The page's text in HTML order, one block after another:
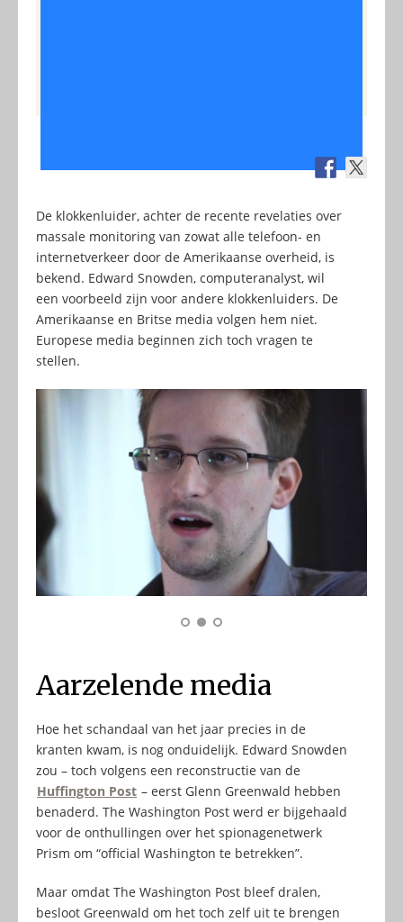
De klokkenluider, achter de recente revelaties over
massale monitoring van zowat alle telefoon- en
internetverkeer door de Amerikaanse overheid, is
bekend. Edward Snowden, computeranalyst, wil
een voorbeeld zijn voor andere klokkenluiders. De
Amerikaanse en Britse media volgen hem niet.
Europese media beginnen zich toch vragen te
stellen.
Aarzelende media
Hoe het schandaal van het jaar precies in de
kranten kwam, is nog onduidelijk. Edward Snowden
zou – toch volgens een reconstructie van de
Huffington Post – eerst Glenn Greenwald hebben
benaderd. The Washington Post werd er bijgehaald
voor de onthullingen over het spionagenetwerk
Prism om “official Washington te betrekken”.
Maar omdat The Washington Post bleef dralen,
besloot Greenwald om het toch zelf uit te brengen